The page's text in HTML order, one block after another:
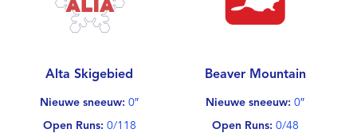
Alta Skigebied
Nieuwe sneeuw: 0″
Open Runs: 0/118
Beaver Mountain
Nieuwe sneeuw: 0″
Open Runs: 0/48